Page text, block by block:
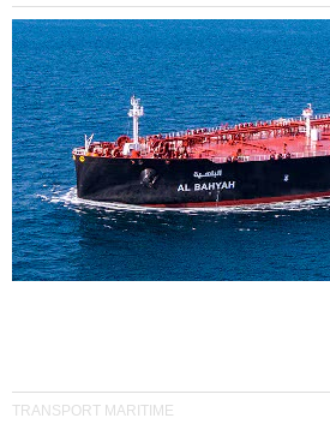
TRANSPORT MARITIME